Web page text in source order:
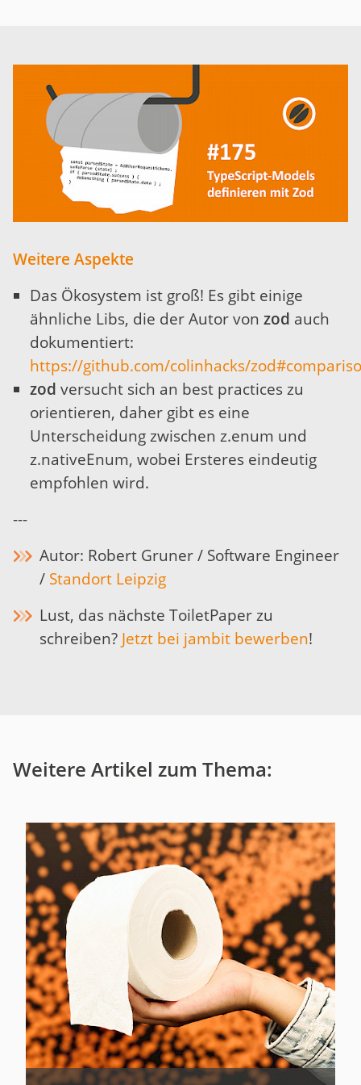
Weitere Aspekte
Das Ökosystem ist groß! Es gibt einige
ähnliche Libs, die der Autor von zod auch
dokumentiert:
https://github.com/colinhacks/
zod versucht sich an best practices zu
orientieren, daher gibt es eine
Unterscheidung zwischen z.enum und
z.nativeEnum, wobei Ersteres eindeutig
empfohlen wird.
---
Autor: Robert Gruner/ Software Engineer
/ Standort Leipzig
Lust, das nächste ToiletPaper zu
schreiben? Jetzt bei jambit bewerben!
Weitere Artikel zum Thema: